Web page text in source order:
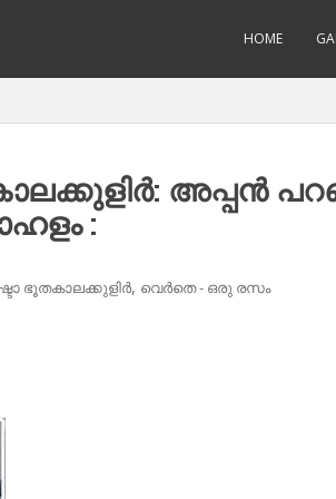
HOME
അപ്പൻ
:
ഭൂതകാലക്കുളിർ, വെർതെ - ഒരു രസം